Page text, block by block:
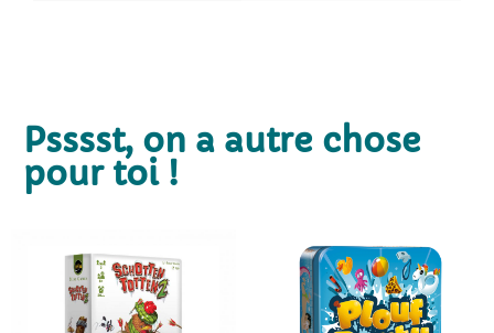
Psssst, on a autre chose
pour toi !